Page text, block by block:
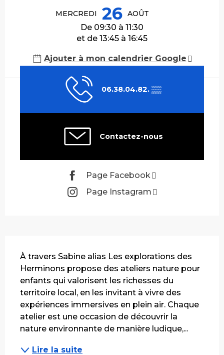
MERCREDI 26 AOÛT
De 09:30 à 11:30
et de 13:45 à 16:45
Ajouter à mon calendrier Google
06.38.04.82. ▒▒
Contactez-nous
Page Facebook
Page Instagram
À travers Sabine alias Les explorations des
Herminons propose des ateliers nature pour
enfants qui valorisent les richesses du
territoire local, en les invitant à vivre des
expériences immersives en plein air. Chaque
atelier est une occasion de découvrir la
nature environnante de manière ludique,...
Lire la suite